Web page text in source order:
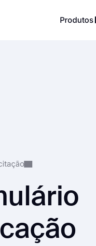
Produtos